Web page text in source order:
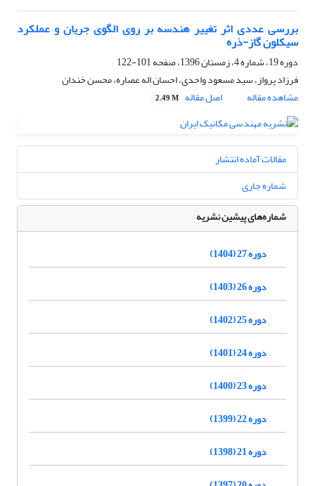
بررسی عددی اثر تغییر هندسه بر روی الگوی جریان و عملکرد
سیکلون گاز-ذره
دوره 19، شماره 4، زمستان 1396، صفحه
101-122
فرزاد پرواز، سید مسعود واحدی، احسان اله عصاره، محسن خندان
مشاهده مقاله
اصل مقاله 2.49 M
مقالات آماده انتشار
شماره جاری
شماره‌های پیشین نشریه
دوره 27 (1404)
دوره 26 (1403)
دوره 25 (1402)
دوره 24 (1401)
دوره 23 (1400)
دوره 22 (1399)
دوره 21 (1398)